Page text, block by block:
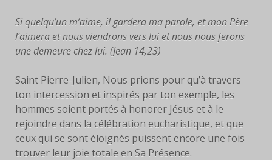
Si quelqu’un m’aime, il gardera ma parole, et mon Père
l’aimera et nous viendrons vers lui et nous nous ferons
une demeure chez lui. (Jean 14,23)
Saint Pierre-Julien, Nous prions pour qu’à travers
ton intercession et inspirés par ton exemple, les
hommes soient portés à honorer Jésus et à le
rejoindre dans la célébration eucharistique, et que
ceux qui se sont éloignés puissent encore une fois
trouver leur joie totale en Sa Présence.